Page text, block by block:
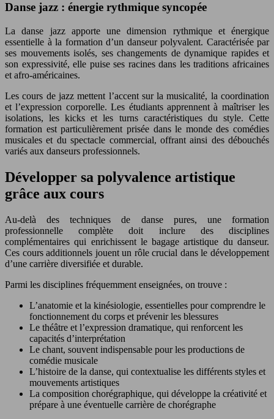
Danse jazz : énergie rythmique syncopée
La danse jazz apporte une dimension rythmique et énergique
essentielle à la formation d’un danseur polyvalent. Caractérisée par
ses mouvements isolés, ses changements de dynamique rapides et
son expressivité, elle puise ses racines dans les traditions africaines
et afro-américaines.
Les cours de jazz mettent l’accent sur la musicalité, la coordination
et l’expression corporelle. Les étudiants apprennent à maîtriser les
isolations, les kicks et les turns caractéristiques du style. Cette
formation est particulièrement prisée dans le monde des comédies
musicales et du spectacle commercial, offrant ainsi des débouchés
variés aux danseurs professionnels.
Développer sa polyvalence artistique
grâce aux cours
Au-delà des techniques de danse pures, une formation
professionnelle complète doit inclure des disciplines
complémentaires qui enrichissent le bagage artistique du danseur.
Ces cours additionnels jouent un rôle crucial dans le développement
d’une carrière diversifiée et durable.
Parmi les disciplines fréquemment enseignées, on trouve :
L’anatomie et la kinésiologie, essentielles pour comprendre le
fonctionnement du corps et prévenir les blessures
Le théâtre et l’expression dramatique, qui renforcent les
capacités d’interprétation
Le chant, souvent indispensable pour les productions de
comédie musicale
L’histoire de la danse, qui contextualise les différents styles et
mouvements artistiques
La composition chorégraphique, qui développe la créativité et
prépare à une éventuelle carrière de chorégraphe